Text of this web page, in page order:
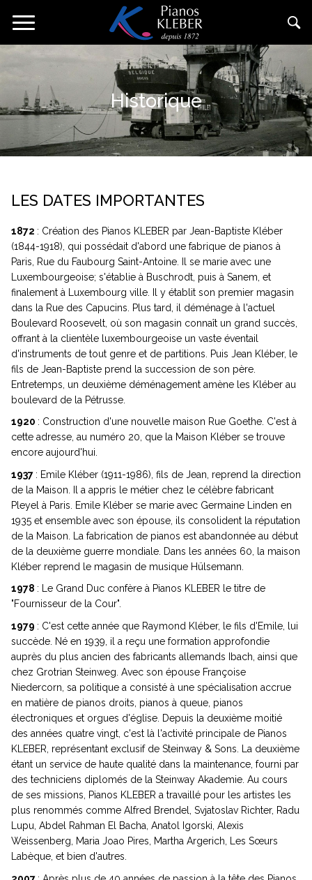
principal
Toggle
Historique
LES DATES IMPORTANTES
1872 : Création des Pianos KLEBER par Jean-Baptiste Kléber
(1844-1918), qui possédait d'abord une fabrique de pianos à
Paris, Rue du Faubourg Saint-Antoine. Il se marie avec une
Luxembourgeoise; s'établie à Buschrodt, puis à Sanem, et
finalement à Luxembourg ville. Il y établit son premier magasin
dans la Rue des Capucins. Plus tard, il déménage à l'actuel
Boulevard Roosevelt, où son magasin connaît un grand succès,
offrant à la clientèle luxembourgeoise un vaste éventail
d'instruments de tout genre et de partitions. Puis Jean Kléber, le
fils de Jean-Baptiste prend la succession de son père.
Entretemps, un deuxième déménagement amène les Kléber au
boulevard de la Pétrusse.
1920 : Construction d'une nouvelle maison Rue Goethe. C'est à
cette adresse, au numéro 20, que la Maison Kléber se trouve
encore aujourd'hui.
1937 : Emile Kléber (1911-1986), fils de Jean, reprend la direction
de la Maison. Il a appris le métier chez le célèbre fabricant
Pleyel à Paris. Emile Kléber se marie avec Germaine Linden en
1935 et ensemble avec son épouse, ils consolident la réputation
de la Maison. La fabrication de pianos est abandonnée au début
de la deuxième guerre mondiale. Dans les années 60, la maison
Kléber reprend le magasin de musique Hülsemann.
1978 : Le Grand Duc confère à Pianos KLEBER le titre de
"Fournisseur de la Cour".
1979 : C'est cette année que Raymond Kléber, le fils d'Emile, lui
succède. Né en 1939, il a reçu une formation approfondie
auprès du plus ancien des fabricants allemands Ibach, ainsi que
chez Grotrian Steinweg. Avec son épouse Françoise
Niedercorn, sa politique a consisté à une spécialisation accrue
en matière de pianos droits, pianos à queue, pianos
électroniques et orgues d'église. Depuis la deuxième moitié
des années quatre vingt, c'est là l'activité principale de Pianos
KLEBER, représentant exclusif de Steinway & Sons. La deuxième
étant un service de haute qualité dans la maintenance, fourni par
des techniciens diplomés de la Steinway Akademie. Au cours
de ses missions, Pianos KLEBER a travaillé pour les artistes les
plus renommés comme Alfred Brendel, Svjatoslav Richter, Radu
Lupu, Abdel Rahman El Bacha, Anatol Igorski, Alexis
Weissenberg, Maria Joao Pires, Martha Argerich, Les Sœurs
Labèque, et bien d'autres.